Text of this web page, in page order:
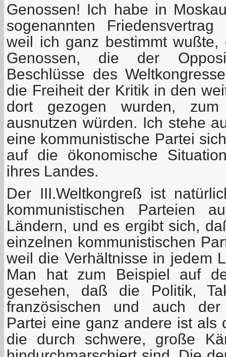
Genossen! Ich habe in
sogenannten
weil ich ganz bestimmt
Genossen, die der
Beschlüsse des
die Freiheit der Kritik in den
dort gezogen wurden,
ausnutzen würden. Ich stehe
eine kommunistische Partei
auf die ökonomische
ihres Landes.
Der III.Weltkongreß ist
kommunistischen Parteien
Ländern, und es ergibt sich,
einzelnen kommunistischen
weil die Verhältnisse in jedem
Man hat zum Beispiel auf
gesehen, daß die Politik,
französischen und auch der
Partei eine ganz andere ist als
die durch schwere, große